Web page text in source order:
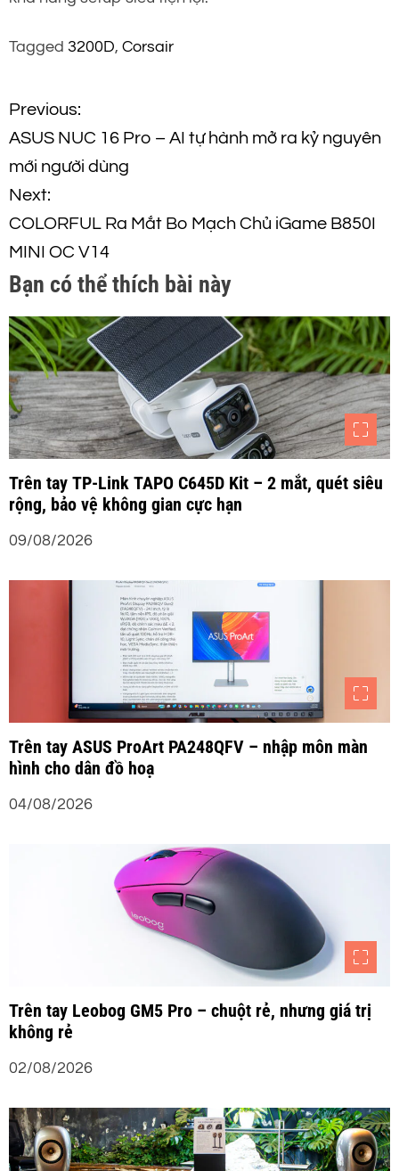
Tagged 3200D, Corsair
Đ
i
ề
u
h
ư
ớ
n
g
b
à
i
ế
t
Previous:
ASUS NUC 16 Pro – AI tự hành mở ra kỷ nguyên
mới người dùng
Next:
COLORFUL Ra Mắt Bo Mạch Chủ iGame B850I
MINI OC V14
Bạn có thể thích bài này
Trên tay TP-Link TAPO C645D Kit – 2 mắt, quét siêu
rộng, bảo vệ không gian cực hạn
09/08/2026
Trên tay ASUS ProArt PA248QFV – nhập môn màn
hình cho dân đồ hoạ
04/08/2026
Trên tay Leobog GM5 Pro – chuột rẻ, nhưng giá trị
không rẻ
02/08/2026